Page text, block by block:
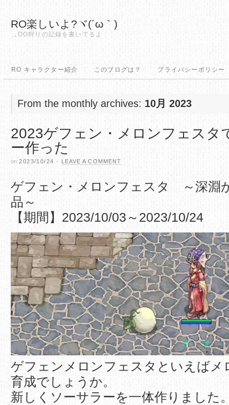
RO楽しいよ?ヾ(´ω｀)
.｡OO狩りの記録を書いてるよ
RO キャラクター紹介 このブログは？ プライバシーポリシー
From the monthly archives: 10月 2023
2023ゲフェン・メロンフェスタ
ー作った
on 2023/10/24 · LEAVE A COMMENT
ゲフェン・メロンフェスタ ～深淵
品～
【期間】2023/10/03～2023/10/24
ゲフェンメロンフェスタといえばメ
育成でしょうか。
新しくソーサラーを一体作りました